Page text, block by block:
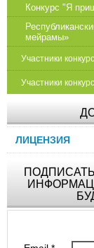
Конкурс "Я
мейрамы»
Участники
Участники
ЛИЦЕНЗИЯ